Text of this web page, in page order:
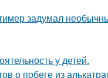
задумал
у детей.
о побеге из